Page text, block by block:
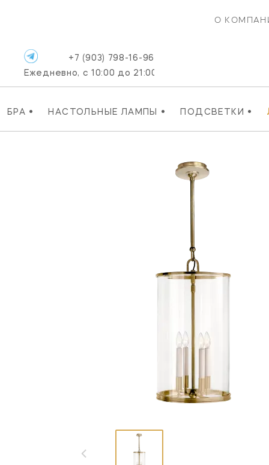
О
БРА • НАСТОЛЬНЫЕ ЛАМПЫ • ПОДСВЕТКИ •
+7 (903) 798-16-96
Ежедневно, с 10:00 до 21:00